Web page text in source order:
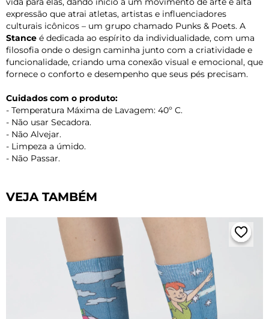
expressão que atrai atletas, artistas e influenciadores
culturais icônicos – um grupo chamado Punks & Poets. A
Stance é dedicada ao espírito da individualidade, com uma
filosofia onde o design caminha junto com a criatividade e
funcionalidade, criando uma conexão visual e emocional, que
fornece o conforto e desempenho que seus pés precisam.
Cuidados com o produto:
- Temperatura Máxima de Lavagem: 40º C.
- Não usar Secadora.
- Não Alvejar.
- Limpeza a úmido.
- Não Passar.
VEJA TAMBÉM